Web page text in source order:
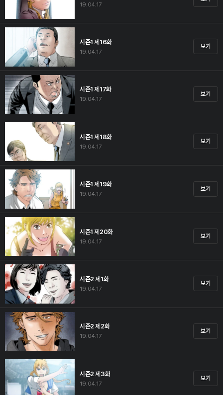
19.04.17
시즌1 제16화
19.04.17
보기
시즌1 제17화
19.04.17
보기
시즌1 제18화
19.04.17
보기
시즌1 제19화
19.04.17
보기
시즌1 제20화
19.04.17
보기
시즌2 제1화
19.04.17
보기
시즌2 제2화
19.04.17
보기
시즌2 제3화
19.04.17
보기